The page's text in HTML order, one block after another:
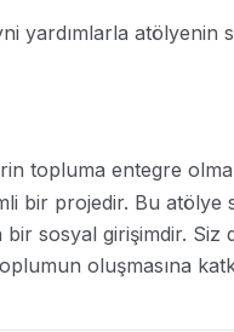
yardımlarla atölyenin
topluma entegre
bir projedir. Bu atölye
sosyal girişimdir. Siz
oluşmasına